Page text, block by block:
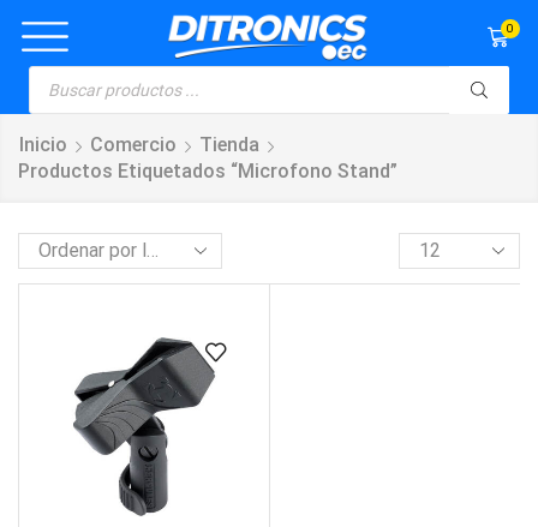
0
Inicio Comercio
Tienda
Productos Etiquetados “microfono Stand”